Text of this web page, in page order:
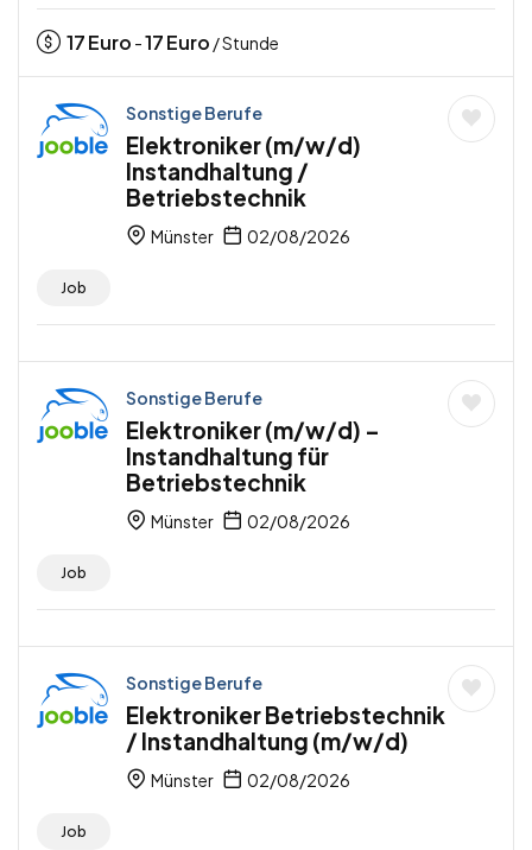
17Euro -17Euro / Stunde
Sonstige Berufe
Elektroniker (m/w/d)
Instandhaltung /
Betriebstechnik
Münster 02/08/2026
Job
Sonstige Berufe
Elektroniker (m/w/d) –
Instandhaltung für
Betriebstechnik
Münster 02/08/2026
Job
Sonstige Berufe
Elektroniker Betriebstechnik
/ Instandhaltung (m/w/d)
Münster 02/08/2026
Job